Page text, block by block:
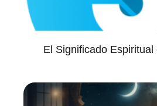
El Significado Espiritual